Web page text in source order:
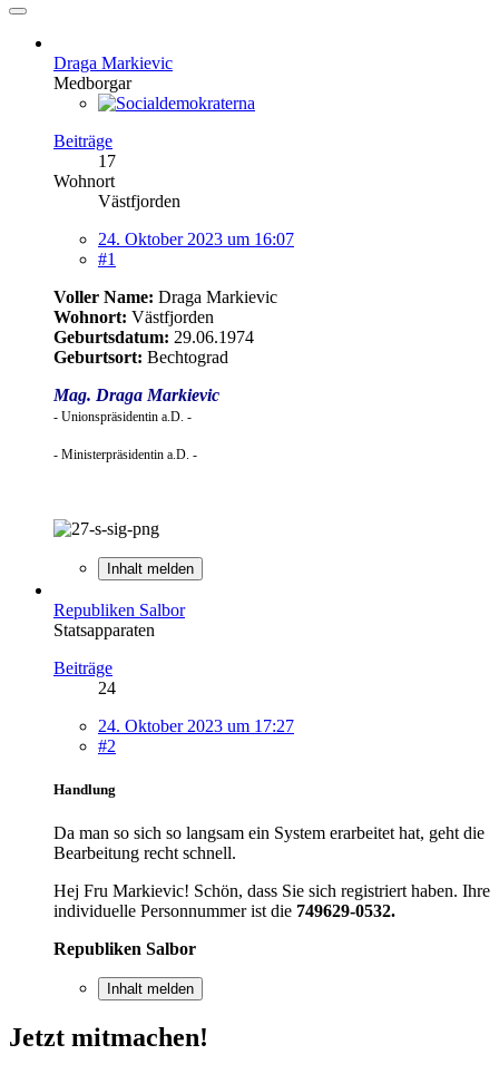
Draga Markievic
Medborgar
Beiträge
17
Wohnort
Västfjorden
24. Oktober 2023 um 16:07
#1
Voller Name: Draga Markievic
Wohnort: Västfjorden
Geburtsdatum: 29.06.1974
Geburtsort: Bechtograd
Mag. Draga Markievic
- Unionspräsidentin a.D. -
- Ministerpräsidentin a.D. -
Inhalt melden
Republiken Salbor
Statsapparaten
Beiträge
24
24. Oktober 2023 um 17:27
#2
Handlung
Da man so sich so langsam ein System erarbeitet hat, geht die
Bearbeitung recht schnell.
Hej Fru Markievic! Schön, dass Sie sich registriert haben. Ihre
individuelle Personnummer ist die 749629-0532.
Republiken Salbor
Inhalt melden
Jetzt mitmachen!